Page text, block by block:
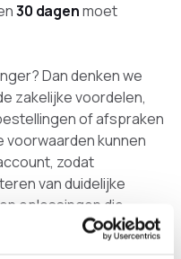
30 dagenmoet
Dan denken we
zakelijke voordelen,
of afspraken
voorwaarden kunnen
zodat
van duidelijke
oplossingen die